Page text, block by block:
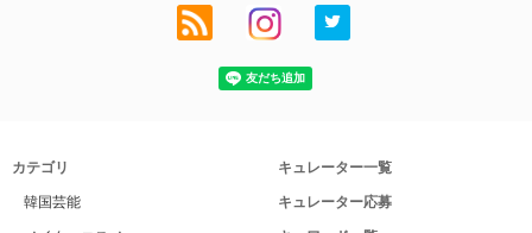
カテゴリ
韓国芸能
キュレーター一覧
キュレーター応募